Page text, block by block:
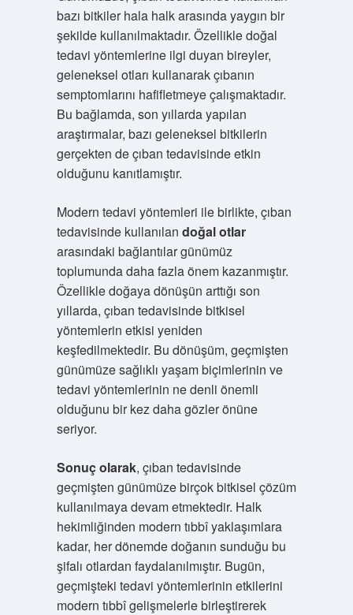
bazı bitkiler hala halk arasında yaygın bir
şekilde kullanılmaktadır. Özellikle doğal
tedavi yöntemlerine ilgi duyan bireyler,
geleneksel otları kullanarak çıbanın
semptomlarını hafifletmeye çalışmaktadır.
Bu bağlamda, son yıllarda yapılan
araştırmalar, bazı geleneksel bitkilerin
gerçekten de çıban tedavisinde etkin
olduğunu kanıtlamıştır.
Modern tedavi yöntemleri ile birlikte, çıban
tedavisinde kullanılan doğal otlar
arasındaki bağlantılar günümüz
toplumunda daha fazla önem kazanmıştır.
Özellikle doğaya dönüşün arttığı son
yıllarda, çıban tedavisinde bitkisel
yöntemlerin etkisi yeniden
keşfedilmektedir. Bu dönüşüm, geçmişten
günümüze sağlıklı yaşam biçimlerinin ve
tedavi yöntemlerinin ne denli önemli
olduğunu bir kez daha gözler önüne
seriyor.
Sonuç olarak, çıban tedavisinde
geçmişten günümüze birçok bitkisel çözüm
kullanılmaya devam etmektedir. Halk
hekimliğinden modern tıbbî yaklaşımlara
kadar, her dönemde doğanın sunduğu bu
şifalı otlardan faydalanılmıştır. Bugün,
geçmişteki tedavi yöntemlerinin etkilerini
modern tıbbî gelişmelerle birleştirerek